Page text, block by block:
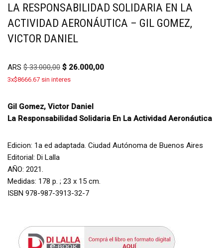
LA RESPONSABILIDAD SOLIDARIA EN LA
ACTIVIDAD AERONÁUTICA – GIL GOMEZ,
VICTOR DANIEL
ARS $33.000,00 $ 26.000,00
3x$8666.67 sin interes
Gil Gomez, Victor Daniel
La Responsabilidad Solidaria En La Actividad Aeronáutica
Edicion: 1a ed adaptada. Ciudad Autónoma de Buenos Aires
Editorial: Di Lalla
AÑO: 2021.
Medidas: 178 p. ; 23 x 15 cm.
ISBN 978-987-3913-32-7